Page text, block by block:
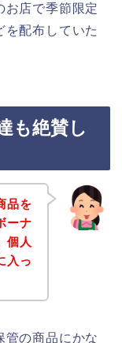
お店で季節限定
を配布していた
も絶賛し
品を
ーナ
個人
入っ
管の商品にかな